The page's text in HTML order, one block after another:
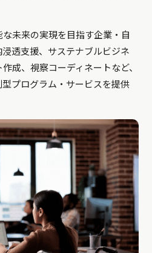
未来の実現を目指す企業・自
透支援、サステナブルビジネ
成、視察コーディネートなど、
プログラム・サービスを提供